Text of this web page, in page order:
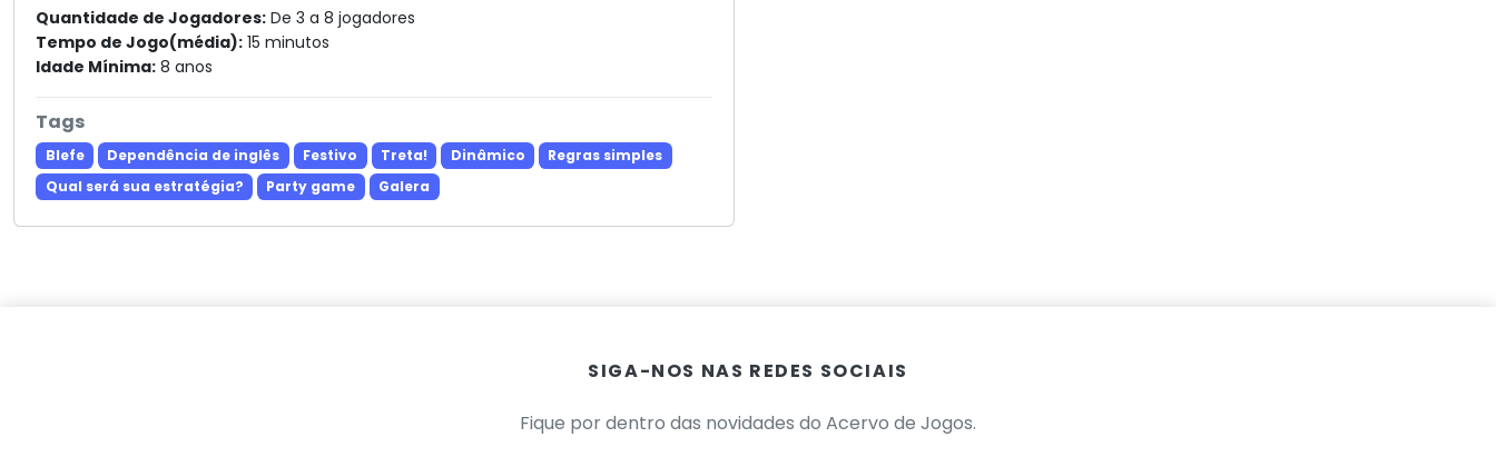
Quantidade de Jogadores: De 3 a 8 jogadores
Tempo de Jogo(média): 15 minutos
Idade Mínima: 8 anos
Tags
Blefe Dependência de inglês Festivo Treta! Dinâmico
Regras simples
Qual será sua estratégia?
Party game Galera
SIGA-NOS NAS REDES SOCIAIS
Fique por dentro das novidades do Acervo de Jogos.